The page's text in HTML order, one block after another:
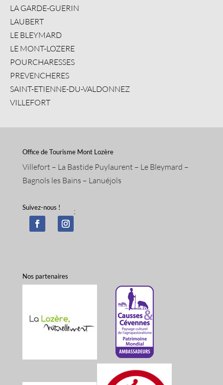
LA GARDE-GUERIN
LAUBERT
LE BLEYMARD
LE MONT-LOZERE
POURCHARESSES
PREVENCHERES
SAINT-ETIENNE-DU-VALDONNEZ
VILLEFORT
Office de Tourisme Mont Lozère
Villefort – La Bastide Puylaurent – Le Bleymard –
Bagnols les Bains – Lanuéjols
Suivez-nous ! ;
Nos partenaires